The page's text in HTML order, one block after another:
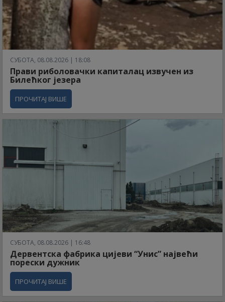
СУБОТА, 08.08.2026 | 18:08
Прави риболовачки капиталац извучен из
Билећког језера
ПРОЧИТАЈ ВИШЕ
СУБОТА, 08.08.2026 | 16:48
Дервентска фабрика цијеви “Унис” највећи
порески дужник
ПРОЧИТАЈ ВИШЕ